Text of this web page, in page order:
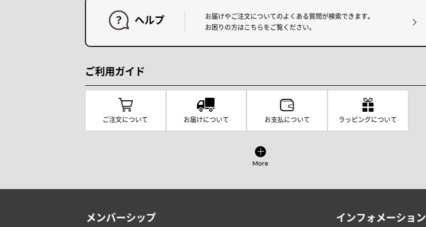
ヘルプ
お届けやご注文についてのよくある質問が検索できます。
お困りの方はこちらをご覧ください。
ご利用ガイド
ご注文について お届けについて お支払について ラッピングについて
More
メンバーシップ インフォメーション